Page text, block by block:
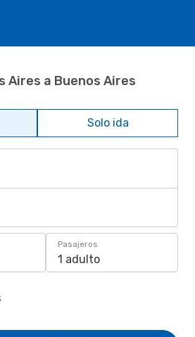
Aires a Buenos Aires
Solo ida
Pasajeros
1 adulto